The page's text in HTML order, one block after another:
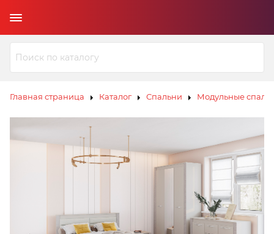
Главная страница Каталог Спальни Модульные